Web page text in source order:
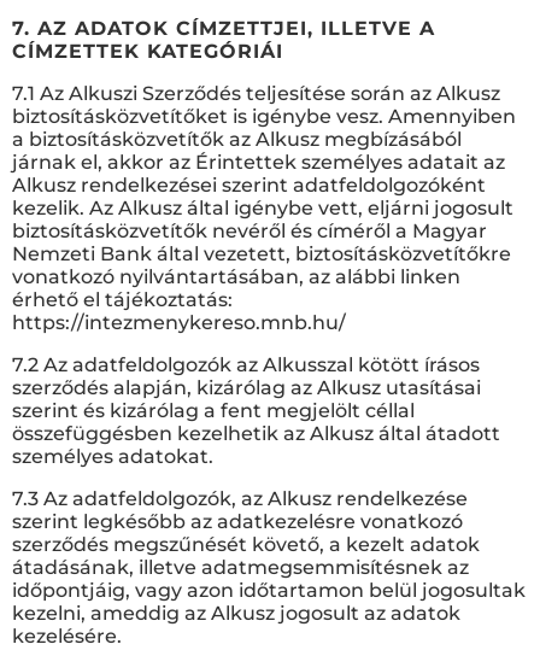
7. AZ ADATOK CÍMZETTJEI, ILLETVE A
CÍMZETTEK KATEGÓRIÁI
7.1 Az Alkuszi Szerződés teljesítése során az Alkusz
biztosításközvetítőket is igénybe vesz. Amennyiben
a biztosításközvetítők az Alkusz megbízásából
járnak el, akkor az Érintettek személyes adatait az
Alkusz rendelkezései szerint adatfeldolgozóként
kezelik. Az Alkusz által igénybe vett, eljárni jogosult
biztosításközvetítők nevéről és címéről a Magyar
Nemzeti Bank által vezetett, biztosításközvetítőkre
vonatkozó nyilvántartásában, az alábbi linken
érhető el tájékoztatás:
https://intezmenykereso.mnb.hu/
7.2 Az adatfeldolgozók az Alkusszal kötött írásos
szerződés alapján, kizárólag az Alkusz utasításai
szerint és kizárólag a fent megjelölt céllal
összefüggésben kezelhetik az Alkusz által átadott
személyes adatokat.
7.3 Az adatfeldolgozók, az Alkusz rendelkezése
szerint legkésőbb az adatkezelésre vonatkozó
szerződés megszűnését követő, a kezelt adatok
átadásának, illetve adatmegsemmisítésnek az
időpontjáig, vagy azon időtartamon belül jogosultak
kezelni, ameddig az Alkusz jogosult az adatok
kezelésére.